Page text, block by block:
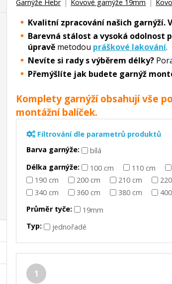
Garnýže Hebr | Kovové garnýže 19mm |
Kvalitní zpracování našich garnýží.
Barevná stálost a vysoká
úpravě metodou práškové lakování.
Nevíte si rady s výběrem délky?
Přemýšlíte jak budete garnýž
Komplety garnýží obsahují vše
montážní balíček.
Filtrování dle parametrů produktů
Barva garnýže:
bílá
Délka garnýže:
100 cm 110 cm
190 cm
200 cm 210 cm
340 cm
360 cm 380 cm
Průměr tyče:
19mm
Typ:
jednořadé
1